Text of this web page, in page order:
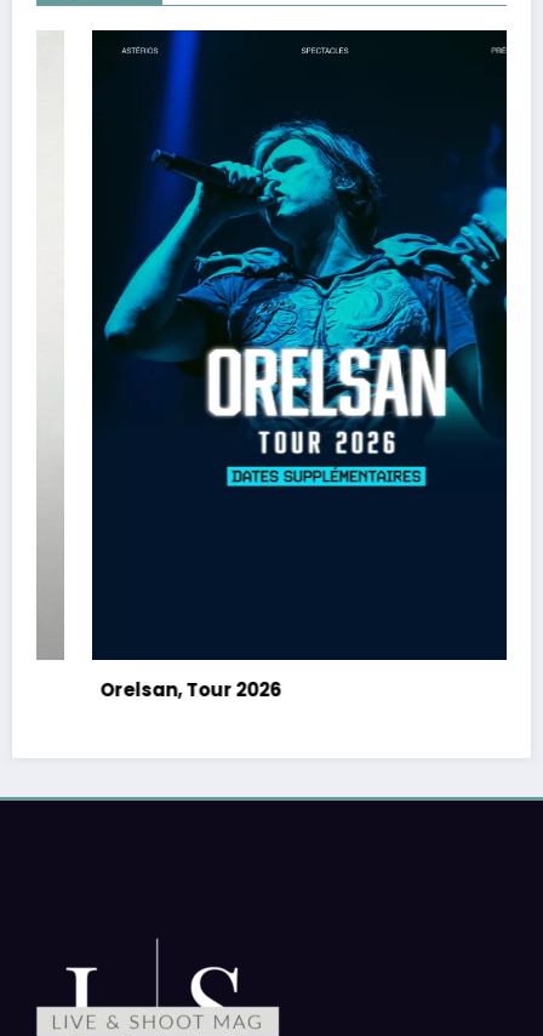
Orelsan, Tour 2026